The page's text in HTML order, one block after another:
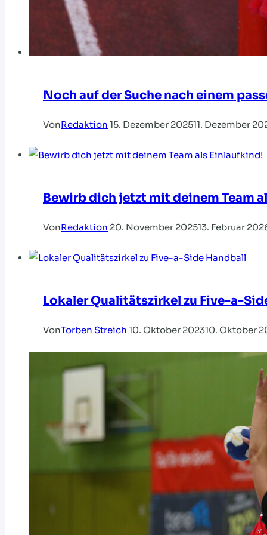
Noch auf der Suche nach einem
VonRedaktion 15. Dezember 202511. Dezember
Bewirb dich jetzt mit deinem Team
VonRedaktion 20. November 202513. Februar
Lokaler Qualitätszirkel zu Five-a-
VonTorben Streich 10. Oktober 202310. Oktober